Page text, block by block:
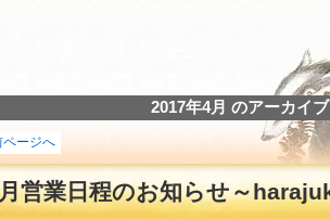
2017年4月 のアーカイブ
ページへ
営業日程のお知らせ～